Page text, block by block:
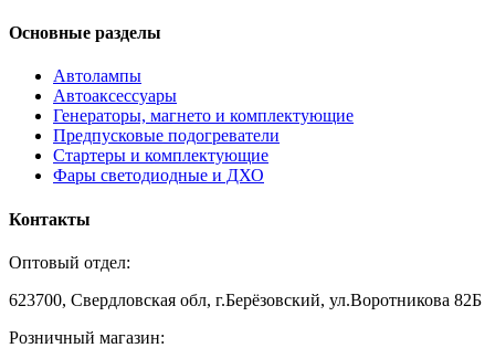
Основные разделы
Автолампы
Автоаксессуары
Генераторы, магнето и комплектующие
Предпусковые подогреватели
Стартеры и комплектующие
Фары светодиодные и ДХО
Контакты
Оптовый отдел:
623700, Свердловская обл, г.Берёзовский, ул.Воротникова 82Б
Розничный магазин: